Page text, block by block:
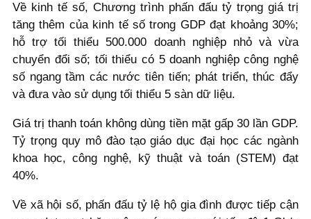
Về kinh tế số, Chương trình phấn đấu tỷ trọng giá trị
tăng thêm của kinh tế số trong GDP đạt khoảng 30%;
hỗ trợ tối thiểu 500.000 doanh nghiệp nhỏ và vừa
chuyển đổi số; tối thiểu có 5 doanh nghiệp công nghệ
số ngang tầm các nước tiên tiến; phát triển, thúc đẩy
và đưa vào sử dụng tối thiểu 5 sàn dữ liệu.
Giá trị thanh toán không dùng tiền mặt gấp 30 lần GDP.
Tỷ trọng quy mô đào tạo giáo dục đại học các ngành
khoa học, công nghệ, kỹ thuật và toán (STEM) đạt
40%.
Về xã hội số, phấn đấu tỷ lệ hộ gia đình được tiếp cận